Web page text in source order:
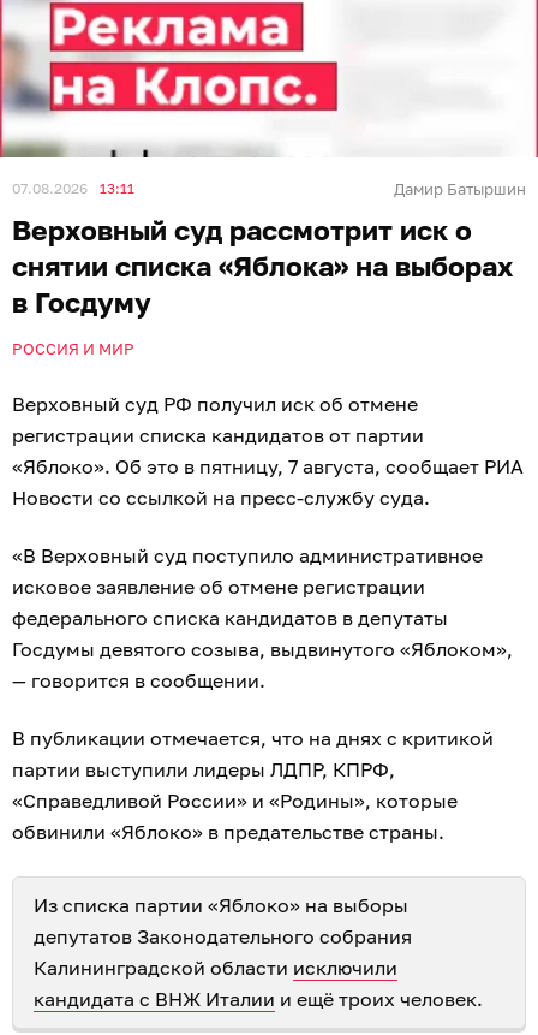
07.08.2026 13:11 Дамир Батыршин
Верховный суд рассмотрит иск о
снятии списка «Яблока» на выборах
в Госдуму
РОССИЯ И МИР
Верховный суд РФ получил иск об отмене
регистрации списка кандидатов от партии
«Яблоко». Об это в пятницу, 7 августа, сообщает РИА
Новости со ссылкой на пресс-службу суда.
«В Верховный суд поступило административное
исковое заявление об отмене регистрации
федерального списка кандидатов в депутаты
Госдумы девятого созыва, выдвинутого «Яблоком»,
— говорится в сообщении.
В публикации отмечается, что на днях с критикой
партии выступили лидеры ЛДПР, КПРФ,
«Справедливой России» и «Родины», которые
обвинили «Яблоко» в предательстве страны.
Из списка партии «Яблоко» на выборы
депутатов Законодательного собрания
Калининградской области исключили
кандидата с ВНЖ Италии и ещё троих человек.